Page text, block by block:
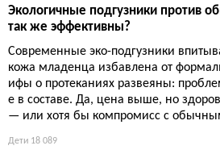
Экологичные подгузники против
так же эффективны?
Современные эко-подгузники
кожа младенца избавлена от
ифы о протеканиях развеяны:
е в составе. Да, цена выше, но
— или хотя бы компромисс с
Дети 18 089